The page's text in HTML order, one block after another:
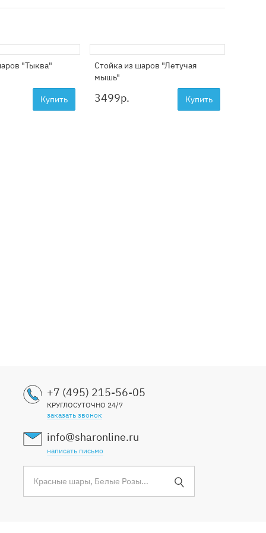
"Тыква"
Купить
Стойка из шаров "Летучая
мышь"
3499р. Купить
+7 (495) 215-56-05
КРУГЛОСУТОЧНО 24/7
заказать звонок
info@sharonline.ru
написать письмо